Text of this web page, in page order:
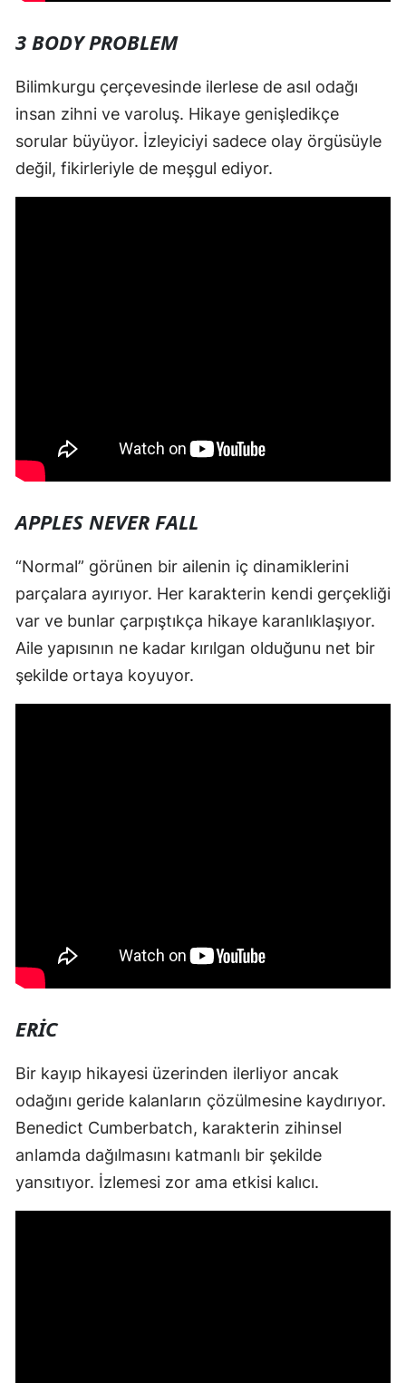
3 BODY PROBLEM
Bilimkurgu çerçevesinde ilerlese de asıl odağı
insan zihni ve varoluş. Hikaye genişledikçe
sorular büyüyor. İzleyiciyi sadece olay örgüsüyle
değil, fikirleriyle de meşgul ediyor.
APPLES NEVER FALL
“Normal” görünen bir ailenin iç dinamiklerini
parçalara ayırıyor. Her karakterin kendi gerçekliği
var ve bunlar çarpıştıkça hikaye karanlıklaşıyor.
Aile yapısının ne kadar kırılgan olduğunu net bir
şekilde ortaya koyuyor.
ERIC
Bir kayıp hikayesi üzerinden ilerliyor ancak
odağını geride kalanların çözülmesine kaydırıyor.
Benedict Cumberbatch, karakterin zihinsel
anlamda dağılmasını katmanlı bir şekilde
yansıtıyor. İzlemesi zor ama etkisi kalıcı.